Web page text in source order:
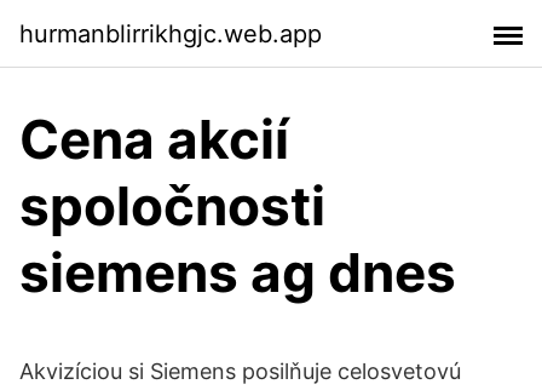
hurmanblirrikhgjc.web.app
Cena akcií
spoločnosti
siemens ag dnes
Akvizíciou si Siemens posilňuje celosvetovú